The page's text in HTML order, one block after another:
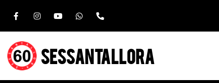
SESSANTALLORA